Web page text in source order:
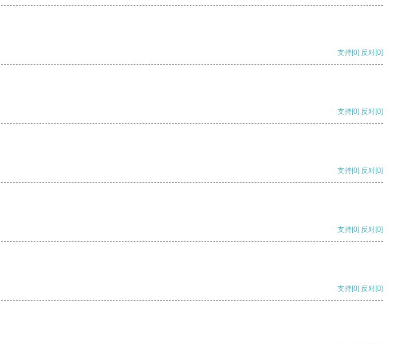
支持[0] 反对[0]
支持[0] 反对[0]
支持[0] 反对[0]
支持[0] 反对[0]
支持[0] 反对[0]